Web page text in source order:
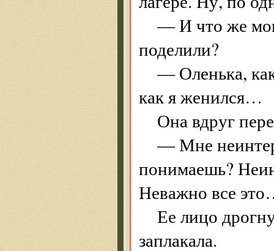
— И что же
поделили?
— Оленька,
как я женился…
Она вдруг
— Мне
понимаешь?
Неважно все
Ее лицо
заплакала.